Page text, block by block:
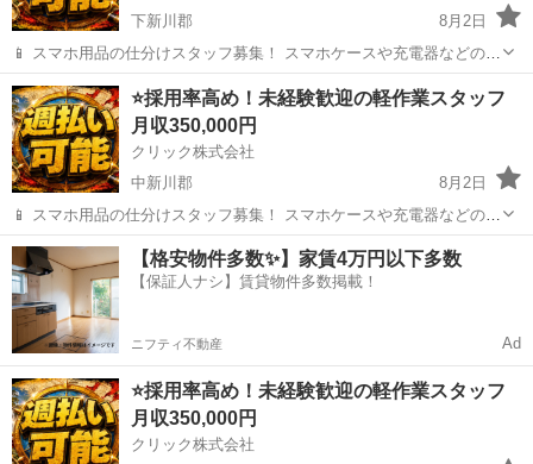
下新川郡
8月2日
📱 スマホ用品の仕分けスタッフ募集！ スマホケースや充電器などの仕
分け・検品を行うシンプルなお仕事です♪
━━━━━━━━━━━━━━━━ 📲 ご応募はこちら（24時間受付
中） https://lin.ee/...
富山 下新川郡 その他
⭐採用率高め！未経験歓迎の軽作業スタッフ
月収350,000円
クリック株式会社
中新川郡
8月2日
📱 スマホ用品の仕分けスタッフ募集！ スマホケースや充電器などの仕
分け・検品を行うシンプルなお仕事です♪
━━━━━━━━━━━━━━━━ 📲 ご応募はこちら（24時間受付
中） https://lin.ee/...
富山 中新川郡 その他
【格安物件多数✨】家賃4万円以下多数
【保証人ナシ】賃貸物件多数掲載！
ニフティ不動産 Ad
⭐採用率高め！未経験歓迎の軽作業スタッフ
月収350,000円
クリック株式会社